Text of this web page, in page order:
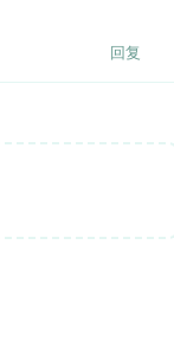
回复